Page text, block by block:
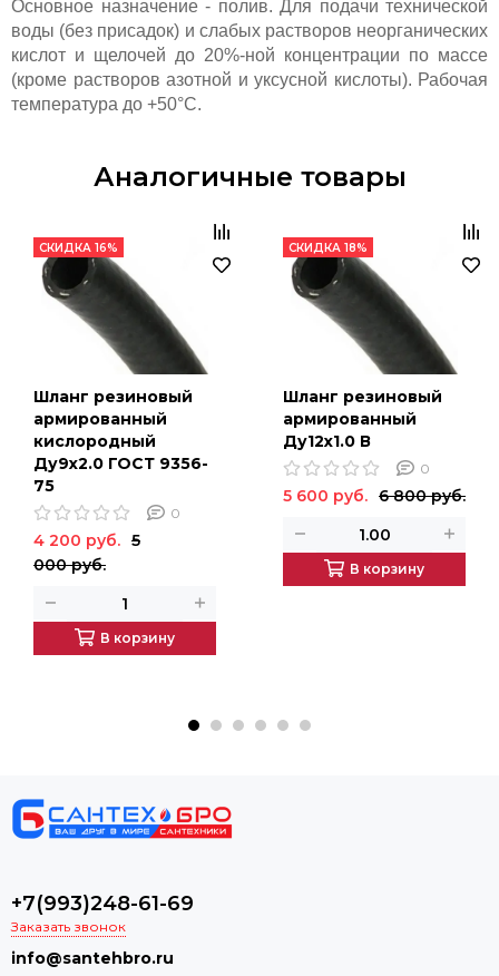
Основное назначение - полив. Для подачи технической
воды (без присадок) и слабых растворов неорганических
кислот и щелочей до 20%-ной концентрации по массе
(кроме растворов азотной и уксусной кислоты). Рабочая
температура до +50°С.
Аналогичные товары
СКИДКА 16%
Шланг резиновый
армированный
кислородный
Ду9х2.0 ГОСТ 9356-
75
0
4 200 руб. 5
000 руб.
В корзину
СКИДКА 18%
Шланг резиновый
армированный
Ду12х1.0 В
0
5 600 руб. 6 800 руб.
В корзину
+7(993)248-61-69
Заказать звонок
info@santehbro.ru